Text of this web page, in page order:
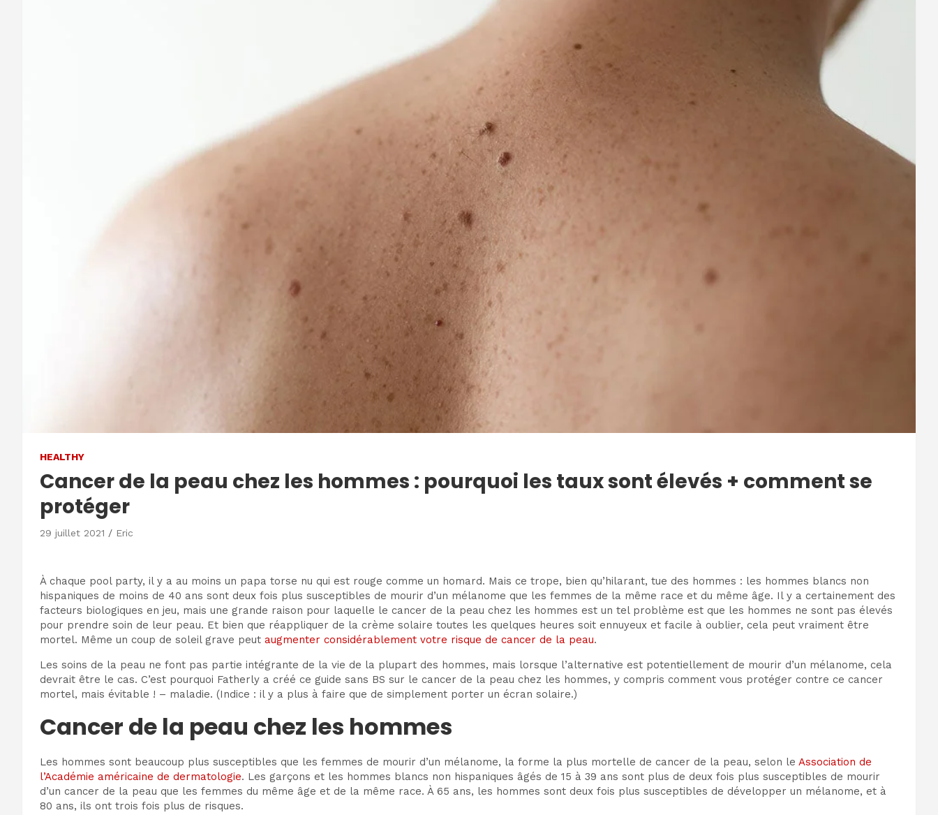
HEALTHY
Cancer de la peau chez les hommes : pourquoi les taux sont élevés + comment se
protéger
29 juillet 2021 Eric
À chaque pool party, il y a au moins un papa torse nu qui est rouge comme un homard. Mais ce trope, bien qu’hilarant, tue des hommes : les hommes blancs non
hispaniques de moins de 40 ans sont deux fois plus susceptibles de mourir d’un mélanome que les femmes de la même race et du même âge. Il y a certainement des
facteurs biologiques en jeu, mais une grande raison pour laquelle le cancer de la peau chez les hommes est un tel problème est que les hommes ne sont pas élevés
pour prendre soin de leur peau. Et bien que réappliquer de la crème solaire toutes les quelques heures soit ennuyeux et facile à oublier, cela peut vraiment être
mortel. Même un coup de soleil grave peut augmenter considérablement votre risque de cancer de la peau.
Les soins de la peau ne font pas partie intégrante de la vie de la plupart des hommes, mais lorsque l’alternative est potentiellement de mourir d’un mélanome, cela
devrait être le cas. C’est pourquoi Fatherly a créé ce guide sans BS sur le cancer de la peau chez les hommes, y compris comment vous protéger contre ce cancer
mortel, mais évitable ! – maladie. (Indice : il y a plus à faire que de simplement porter un écran solaire.)
Cancer de la peau chez les hommes
Les hommes sont beaucoup plus susceptibles que les femmes de mourir d’un mélanome, la forme la plus mortelle de cancer de la peau, selon le Association de
l’Académie américaine de dermatologie. Les garçons et les hommes blancs non hispaniques âgés de 15 à 39 ans sont plus de deux fois plus susceptibles de mourir
d’un cancer de la peau que les femmes du même âge et de la même race. À 65 ans, les hommes sont deux fois plus susceptibles de développer un mélanome, et à
80 ans, ils ont trois fois plus de risques.